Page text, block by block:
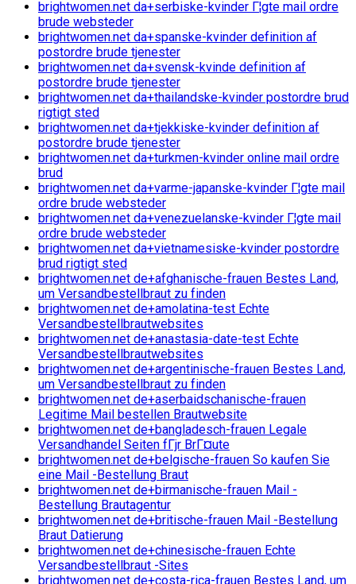
brightwomen.net da+serbiske-kvinder Г¦gte mail ordre
brude websteder
brightwomen.net da+spanske-kvinder definition af
postordre brude tjenester
brightwomen.net da+svensk-kvinde definition af
postordre brude tjenester
brightwomen.net da+thailandske-kvinder postordre brud
rigtigt sted
brightwomen.net da+tjekkiske-kvinder definition af
postordre brude tjenester
brightwomen.net da+turkmen-kvinder online mail ordre
brud
brightwomen.net da+varme-japanske-kvinder Г¦gte mail
ordre brude websteder
brightwomen.net da+venezuelanske-kvinder Г¦gte mail
ordre brude websteder
brightwomen.net da+vietnamesiske-kvinder postordre
brud rigtigt sted
brightwomen.net de+afghanische-frauen Bestes Land,
um Versandbestellbraut zu finden
brightwomen.net de+amolatina-test Echte
Versandbestellbrautwebsites
brightwomen.net de+anastasia-date-test Echte
Versandbestellbrautwebsites
brightwomen.net de+argentinische-frauen Bestes Land,
um Versandbestellbraut zu finden
brightwomen.net de+aserbaidschanische-frauen
Legitime Mail bestellen Brautwebsite
brightwomen.net de+bangladesch-frauen Legale
Versandhandel Seiten fГјr BrГ¤ute
brightwomen.net de+belgische-frauen So kaufen Sie
eine Mail -Bestellung Braut
brightwomen.net de+birmanische-frauen Mail -
Bestellung Brautagentur
brightwomen.net de+britische-frauen Mail -Bestellung
Braut Datierung
brightwomen.net de+chinesische-frauen Echte
Versandbestellbraut -Sites
brightwomen.net de+costa-rica-frauen Bestes Land, um